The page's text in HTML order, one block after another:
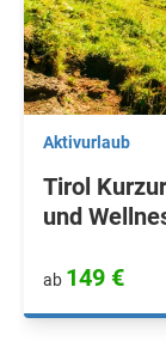
Aktivurlaub
Tirol
und
ab 149 €